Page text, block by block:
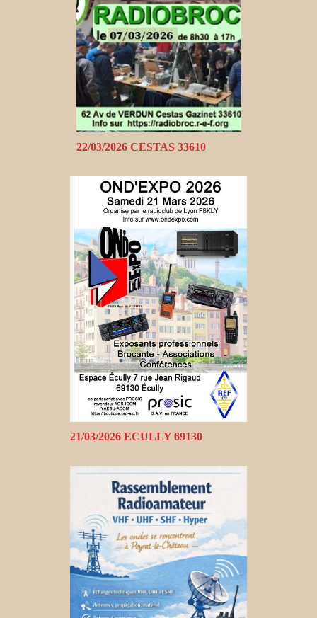
22/03/2026 CESTAS 33610
21/03/2026 ECULLY 69130